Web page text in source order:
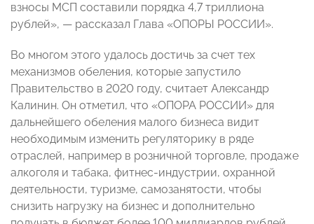
взносы МСП составили порядка 4,7 триллиона
рублей», — рассказал Глава «ОПОРЫ РОССИИ».
Во многом этого удалось достичь за счет тех
механизмов обеления, которые запустило
Правительство в 2020 году, считает Александр
Калинин. Он отметил, что «ОПОРА РОССИИ» для
дальнейшего обеления малого бизнеса видит
необходимым изменить регуляторику в ряде
отраслей, например в розничной торговле, продаже
алкоголя и табака, фитнес-индустрии, охранной
деятельности, туризме, самозанятости, чтобы
снизить нагрузку на бизнес и дополнительно